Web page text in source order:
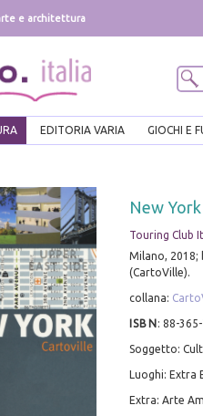
e architettura
EDITORIA VARIA GIOCHI E
New York
Touring Club
Milano, 2018;
(CartoVille).
collana:
ISBN : 88-
Soggetto:
Luoghi: Extra
Extra: Arte